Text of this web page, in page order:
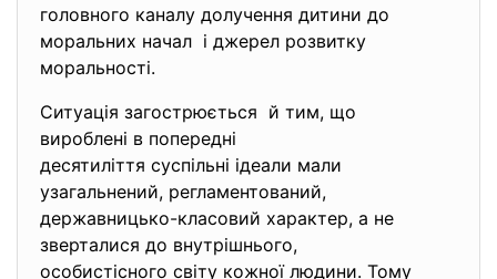
головного каналу долучення дитини до
моральних начал і джерел розвитку
моральності.
Ситуація загострюється й тим, що
вироблені в попередні
десятиліття суспільні ідеали мали
узагальнений, регламентований,
державницько-класовий характер, а не
зверталися до внутрішнього,
особистісного світу кожної людини. Тому